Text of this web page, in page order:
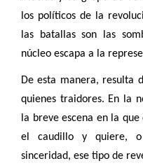
los políticos de la
las batallas son las
núcleo escapa a la
De esta manera, resulta
quienes traidores. En la
la breve escena en la
el caudillo y quiere,
sinceridad, ese tipo de